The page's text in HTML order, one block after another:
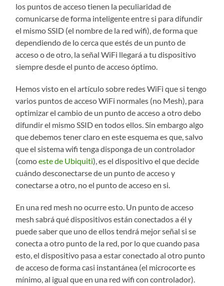
los puntos de acceso tienen la peculiaridad de
comunicarse de forma inteligente entre si para difundir
el mismo SSID (el nombre de la red wifi), de forma que
dependiendo de lo cerca que estés de un punto de
acceso o de otro, la señal WiFi llegará a tu dispositivo
siempre desde el punto de acceso óptimo.
Hemos visto en el artículo sobre redes WiFi que si tengo
varios puntos de acceso WiFi normales (no Mesh), para
optimizar el cambio de un punto de acceso a otro debo
difundir el mismo SSID en todos ellos. Sin embargo algo
que debemos tener claro en este esquema es que, salvo
que el sistema wifi tenga disponga de un controlador
(comoeste de Ubiquiti), es el dispositivo el que decide
cuándo desconectarse de un punto de acceso y
conectarse a otro, no el punto de acceso en si.
En una red mesh no ocurre esto. Un punto de acceso
mesh sabrá qué dispositivos están conectados a él y
puede saber que uno de ellos tendrá mejor señal si se
conecta a otro punto de la red, por lo que cuando pasa
esto, el dispositivo pasa a estar conectado al otro punto
de acceso de forma casi instantánea (el microcorte es
mínimo, al igual que en una red wifi con controlador).